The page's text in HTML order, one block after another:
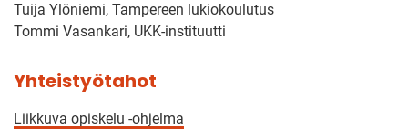
Tuija Ylöniemi, Tampereen lukiokoulutus
Tommi Vasankari, UKK-instituutti
Yhteistyötahot
Liikkuva opiskelu -ohjelma